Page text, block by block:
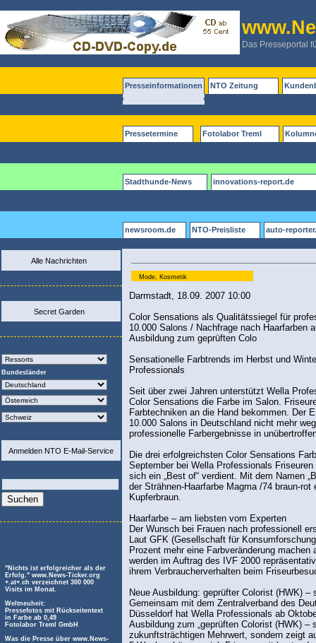
Das Presseportal
Presseinformationen NTO Zeitung
Pressetermine Fotolabor Treml
Stadthunde-News innovations-report.de
newsroom.de NTO-Preisliste auto-
Alle Nachrichten
Secret Garden
Bundesländer
Anmelden NTO E-Mail-Service
"Nichts ist erfolgreicher als der
Erfolg." www.News-Ticker.org
+.at+.ch verzeichnet 300 000
Visits im Monat.
Weltneuheit:
Pressefotos mit Rückseitentext
in Farbe ab 0,49
Fotolabor Treml GmbH
Was die Presse über www.News-
Mode, Kosmetik
Darmstadt, 18.09. 2007 10:00
Color Sensations als Qualitätssiegel für
10.000 Salons / Nachfrage nach Haarfarben
Ausbildung zum geprüften Colo
Sensationelle Farbtrends im Herbst und
Professionals
Seit über zwei Jahren unterstützt Wella
Color Sensations die Farbe im Salon.
Farbtechniken an die Hand bekommen. Der
10.000 Salons in Deutschland nicht mehr
professionelle Farbergebnisse in
Die drei erfolgreichsten Color Sensations
September bei Wella Professionals
sich ein „Best of“ verdient. Mit dem Namen
der Strähnen-Haarfarbe Magma /74 braun-
Kupferbraun.
Haarfarbe – am liebsten vom Experten
Der Wunsch bei Frauen nach professionell
Laut GFK (Gesellschaft für
Prozent mehr eine Farbveränderung machen
werden im Auftrag des IVF 2000
ihrem Verbraucherverhalten beim
Neue Ausbildung: geprüfter Colorist (HWK) –
Gemeinsam mit dem Zentralverband des
Düsseldorf hat Wella Professionals ab
Ausbildung zum „geprüften Colorist (HWK)
zukunftsträchtigen Mehrwert, sondern zeigt